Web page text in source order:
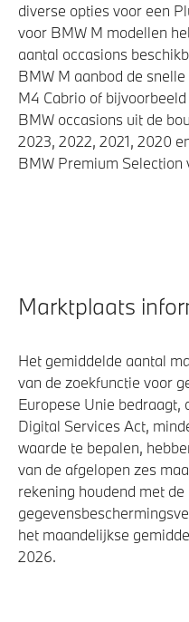
diverse opties voor een
voor BMW M modellen
aantal occasions
BMW M aanbod de
M4 Cabrio of
BMW occasions uit de
2023, 2022, 2021, 2020
BMW Premium Selection
Marktplaats
Het gemiddelde aantal
van de zoekfunctie voor
Europese Unie bedraagt,
Digital Services Act,
waarde te bepalen,
van de afgelopen zes
rekening houdend met
het maandelijkse
2026.